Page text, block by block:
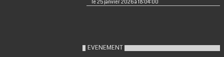
le 25 janvier 2026 à 18:04:00
EVENEMENT